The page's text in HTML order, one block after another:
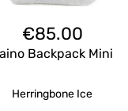
€85.00
Backpack Mini
Herringbone Ice